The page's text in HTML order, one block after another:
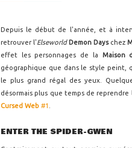
Depuis le début de l'année, et à
retrouver l'Elseworld Demon Days chez
effet les personnages de la Maison
géographique que dans le style peint,
le plus grand régal des yeux.
désormais plus que temps de
Cursed Web #1
ENTER THE SPIDER-GWEN